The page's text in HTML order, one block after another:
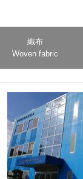
織布
Woven fabric